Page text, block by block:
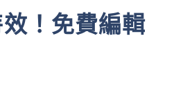
！免費編輯